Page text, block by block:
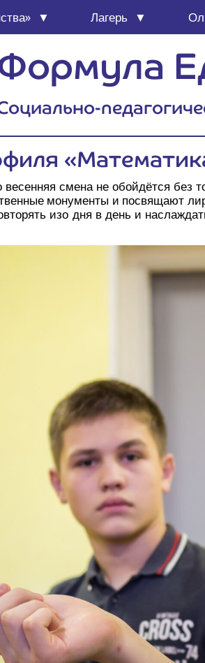
Лагерь
сме­на не обой­дёт­ся без
мону­мен­ты и посвя­ща­ют
изо дня в день и